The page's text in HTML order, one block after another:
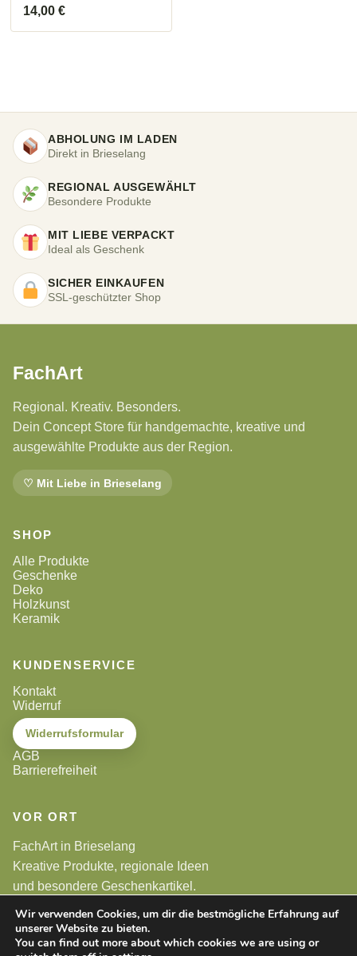
14,00 €
ABHOLUNG IM LADEN
Direkt in Brieselang
REGIONAL AUSGEWÄHLT
Besondere Produkte
MIT LIEBE VERPACKT
Ideal als Geschenk
SICHER EINKAUFEN
SSL-geschützter Shop
FachArt
Regional. Kreativ. Besonders.
Dein Concept Store für handgemachte, kreative und
ausgewählte Produkte aus der Region.
♡ Mit Liebe in Brieselang
SHOP
Alle Produkte
Geschenke
Deko
Holzkunst
Keramik
KUNDENSERVICE
Kontakt
Widerruf
Widerrufsformular
AGB
Barrierefreiheit
VOR ORT
FachArt in Brieselang
Kreative Produkte, regionale Ideen
und besondere Geschenkartikel.
Alle Preise sind Endpreise. Gemäß §19 UStG wird keine
Umsatzsteuer berechnet.
Wir verwenden Cookies, um dir die bestmögliche Erfahrung auf
unserer Website zu bieten.
You can find out more about which cookies we are using or